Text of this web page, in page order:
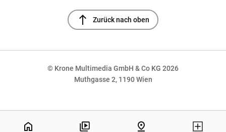
north Zurück nach oben
© Krone Multimedia GmbH & Co KG 2026
Muthgasse 2, 1190 Wien
home pin_drop
NaN%